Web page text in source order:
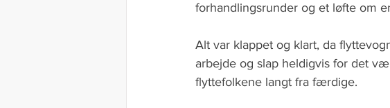
forhandlingsrunder og et løfte om
Alt var klappet og klart, da
arbejde og slap heldigvis for det
flyttefolkene langt fra færdige.